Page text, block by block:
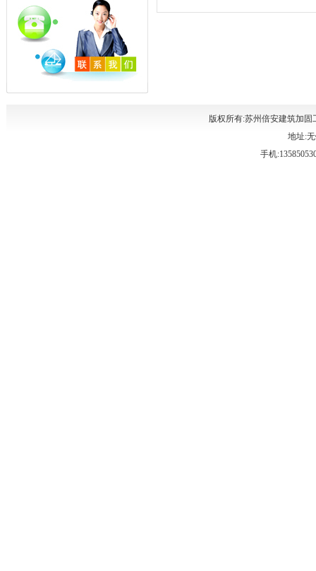
版权所有:苏州倍安建筑加
地址:
手机